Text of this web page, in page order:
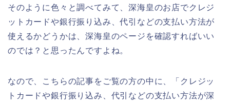
そのように色々と調べてみて、深海皇のお店でクレジ
ットカードや銀行振り込み、代引などの支払い方法が
使えるかどうかは、深海皇のページを確認すればいい
のでは？と思ったんですよね。
なので、こちらの記事をご覧の方の中に、「クレジッ
トカードや銀行振り込み、代引などの支払い方法が深